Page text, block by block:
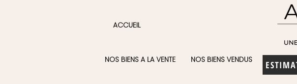
ACCUEIL
NOS BIENS A LA VENTE NOS BIENS VENDUS